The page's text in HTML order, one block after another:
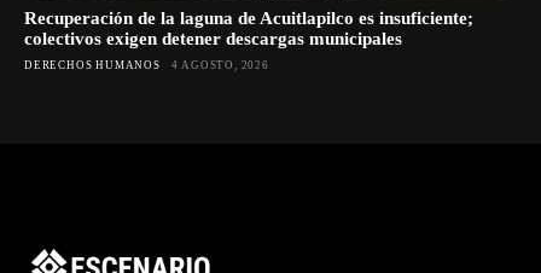
Recuperación de la laguna de Acuitlapilco es insuficiente;
colectivos exigen detener descargas municipales
DERECHOS HUMANOS 4 AGOSTO, 2026